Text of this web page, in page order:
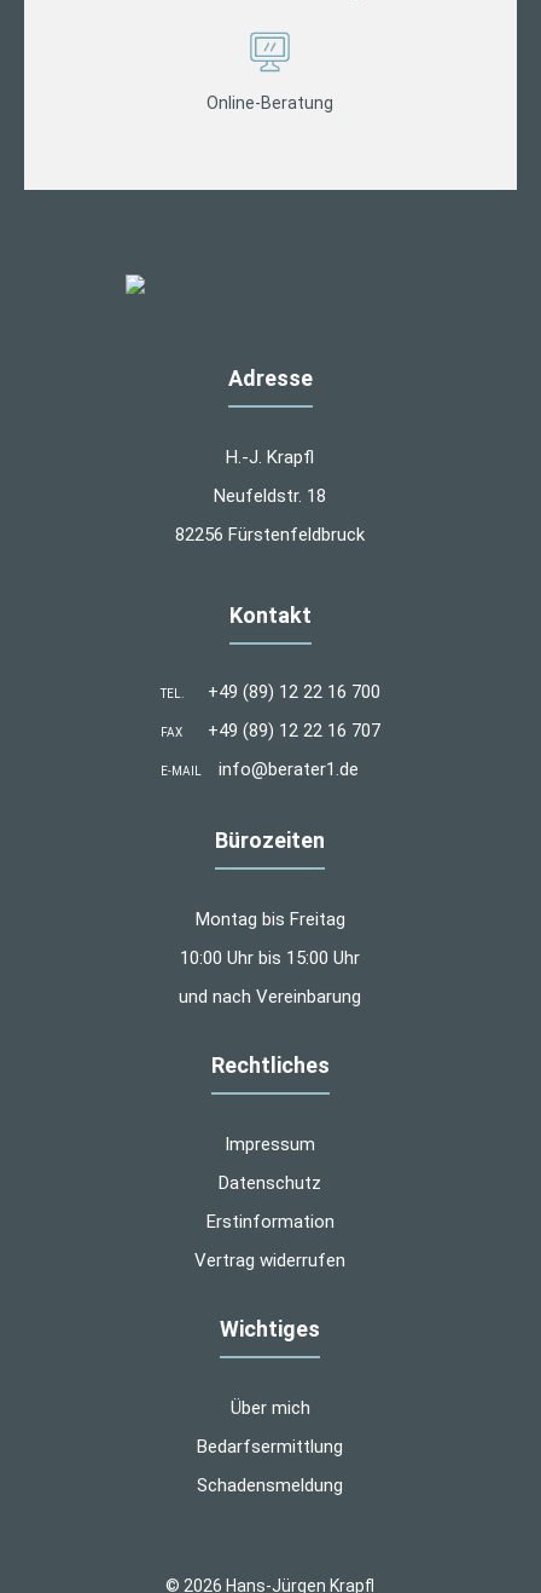
Online-Beratung
Adresse
H.-J. Krapfl
Neufeldstr. 18
82256 Fürstenfeldbruck
Kontakt
TEL. +49 (89) 12 22 16 700
FAX +49 (89) 12 22 16 707
E-MAIL info@berater1.de
Bürozeiten
Montag bis Freitag
10:00 Uhr bis 15:00 Uhr
und nach Vereinbarung
Rechtliches
Impressum
Datenschutz
Erstinformation
Vertrag widerrufen
Wichtiges
Über mich
Bedarfsermittlung
Schadensmeldung
© 2026 Hans-Jürgen Krapfl